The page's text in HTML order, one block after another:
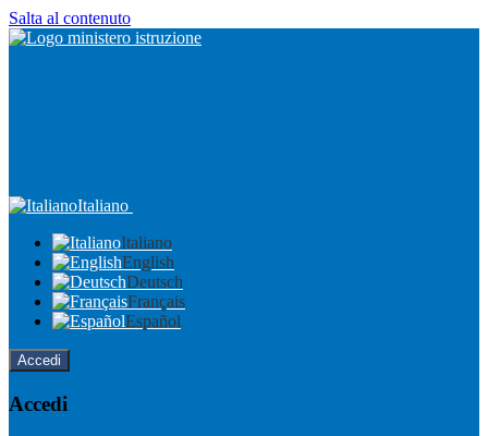
Salta al contenuto
Italiano
Italiano
English
Deutsch
Français
Español
Accedi
Accedi